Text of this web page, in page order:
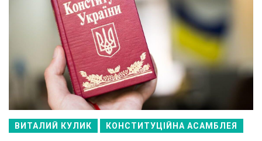
ВИТАЛИЙ КУЛИК КОНСТИТУЦІЙНА АСАМБЛЕЯ